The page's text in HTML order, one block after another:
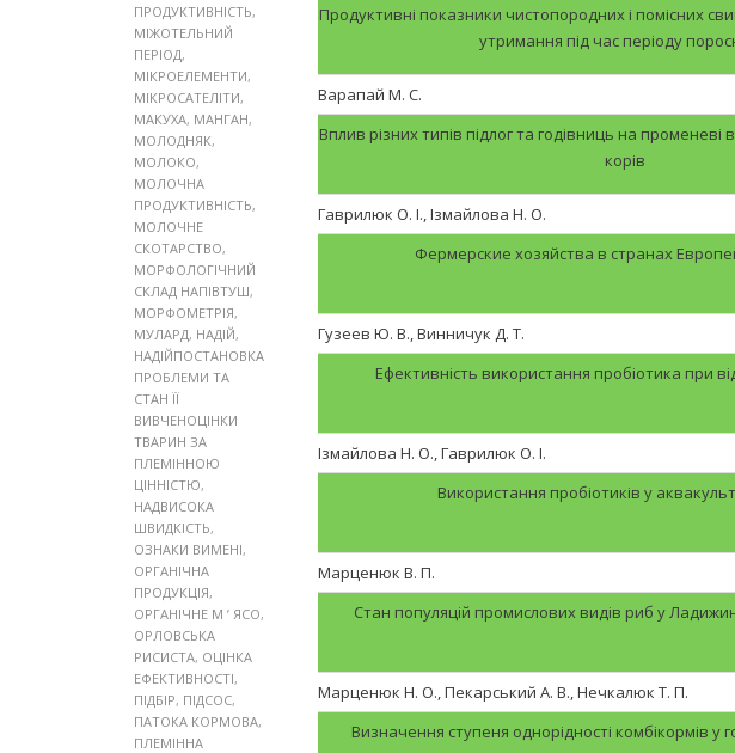
ПРОДУКТИВНІСТЬ,
МІЖОТЕЛЬНИЙ
ПЕРІОД,
МІКРОЕЛЕМЕНТИ,
МІКРОСАТЕЛІТИ,
МАКУХА, МАНГАН,
МОЛОДНЯК,
МОЛОКО,
МОЛОЧНА
ПРОДУКТИВНІСТЬ,
МОЛОЧНЕ
СКОТАРСТВО,
МОРФОЛОГІЧНИЙ
СКЛАД НАПІВТУШ,
МОРФОМЕТРІЯ,
МУЛАРД, НАДІЙ,
НАДІЙПОСТАНОВКА
ПРОБЛЕМИ ТА
СТАН ЇЇ
ВИВЧЕНОЦІНКИ
ТВАРИН ЗА
ПЛЕМІННОЮ
ЦІННІСТЮ,
НАДВИСОКА
ШВИДКІСТЬ,
ОЗНАКИ ВИМЕНІ,
ОРГАНІЧНА
ПРОДУКЦІЯ,
ОРГАНІЧНЕ М ’ ЯСО,
ОРЛОВСЬКА
РИСИСТА, ОЦІНКА
ЕФЕКТИВНОСТІ,
ПІДБІР, ПІДСОС,
ПАТОКА КОРМОВА,
ПЛЕМІННА
Продуктивні показники чистопородних і помісних
утримання під час періоду
Варапай М. С.
Вплив різних типів підлог та годівниць на
корів
Гаврилюк О. І., Ізмайлова Н. О.
Фермерские хозяйства в странах
Гузеев Ю. В., Винничук Д. Т.
Ефективність використання пробіотика при
Ізмайлова Н. О., Гаврилюк О. І.
Використання пробіотиків у
Марценюк В. П.
Стан популяцій промислових видів риб у
Марценюк Н. О., Пекарський А. В., Нечкалюк Т. П.
Визначення ступеня однорідності комбікормів у